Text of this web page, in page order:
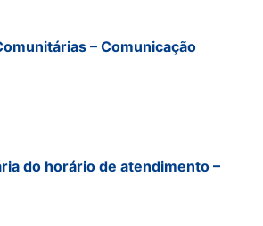
– Comunicação
do horário de atendimento –